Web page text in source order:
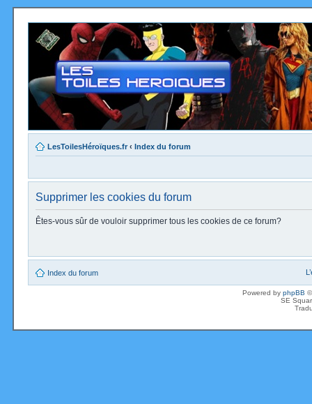
LesToilesHéroïques.fr ‹ Index du forum
Supprimer les cookies du forum
Êtes-vous sûr de vouloir supprimer tous les cookies de ce forum?
Index du forum
Powered by phpBB
SE